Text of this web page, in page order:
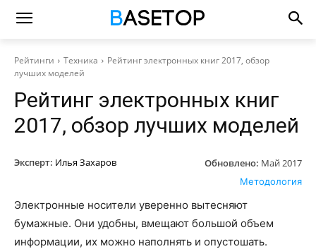
Рейтинги Техника
Рейтинг электронных книг 2017, обзор
лучших моделей
Рейтинг электронных книг
2017, обзор лучших моделей
Эксперт: Илья Захаров Обновлено: Май 2017
Методология
Электронные носители уверенно вытесняют
бумажные. Они удобны, вмещают большой объем
информации, их можно наполнять и опустошать.